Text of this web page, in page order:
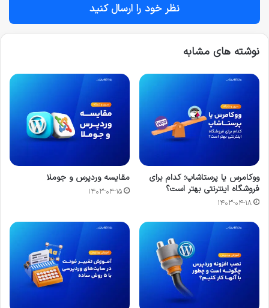
نظر خود را ارسال کنید
نوشته های مشابه
ووکامرس یا پرستاشاپ؛ کدام برای
فروشگاه اینترنتی بهتر است؟
۱۴۰۳-۰۴-۱۸
مقایسه وردپرس و جوملا
۱۴۰۳-۰۴-۱۵